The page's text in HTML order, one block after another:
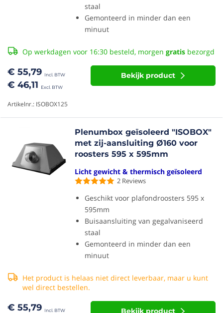
staal
Gemonteerd in minder dan een
minuut
€ 55,79
€ 46,11
Op werkdagen voor 16:30 besteld, morgen gratis bezorgd
Bekijk product
Artikelnr.: ISOBOX125
Plenumbox geïsoleerd "ISOBOX"
met zij-aansluiting Ø160 voor
roosters 595 x 595mm
Licht gewicht & thermisch geïsoleerd
2 Reviews
Geschikt voor plafondroosters 595 x
595mm
Buisaansluiting van gegalvaniseerd
staal
Gemonteerd in minder dan een
minuut
€ 55,79
Het product is helaas niet direct leverbaar, maar u kunt
wel direct bestellen.
Bekijk product